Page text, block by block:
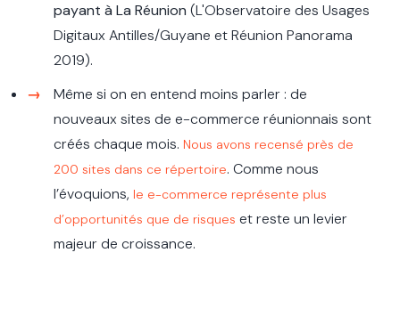
payant à La Réunion (L'Observatoire des Usages
Digitaux Antilles/Guyane et Réunion Panorama
2019).
Même si on en entend moins parler : de
nouveaux sites de e-commerce réunionnais sont
créés chaque mois. Nous avons recensé près de
200 sites dans ce répertoire. Comme nous
l’évoquions, le e-commerce représente plus
d’opportunités que de risques et reste un levier
majeur de croissance.